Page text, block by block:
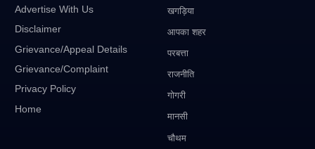
Advertise With Us
Disclaimer
Grievance/Appeal Details
Grievance/Complaint
Privacy Policy
Home
खगड़िया
आपका शहर
परबत्ता
राजनीति
गोगरी
मानसी
चौथम